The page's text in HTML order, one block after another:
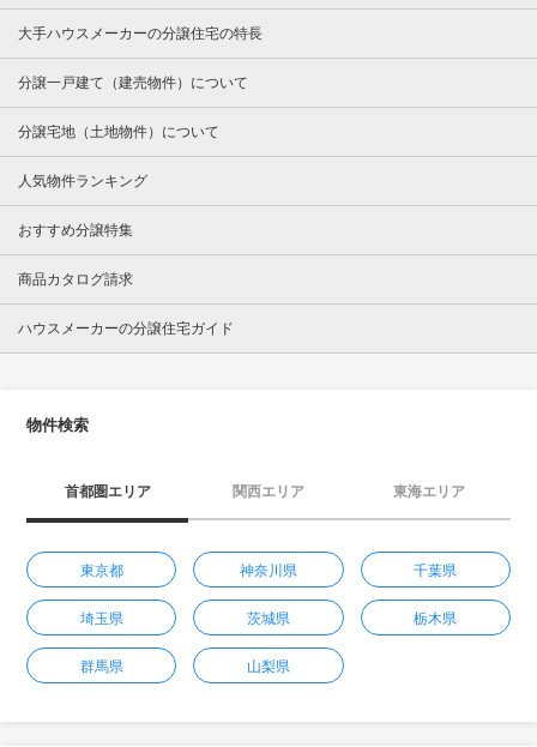
大手ハウスメーカーの分譲住宅の特長
分譲一戸建て（建売物件）について
分譲宅地（土地物件）について
人気物件ランキング
おすすめ分譲特集
商品カタログ請求
ハウスメーカーの分譲住宅ガイド
物件検索
首都圏エリア 関西エリア 東海エリア
東京都 神奈川県 千葉県
埼玉県 茨城県 栃木県
群馬県 山梨県